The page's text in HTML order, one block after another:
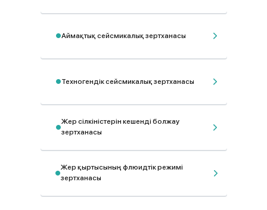
Аймақтық сейсмикалық зертханасы
Техногендік сейсмикалық зертханасы
Жер сілкіністерін кешенді болжау
зертханасы
Жер қыртысының флюидтік режимі
зертханасы